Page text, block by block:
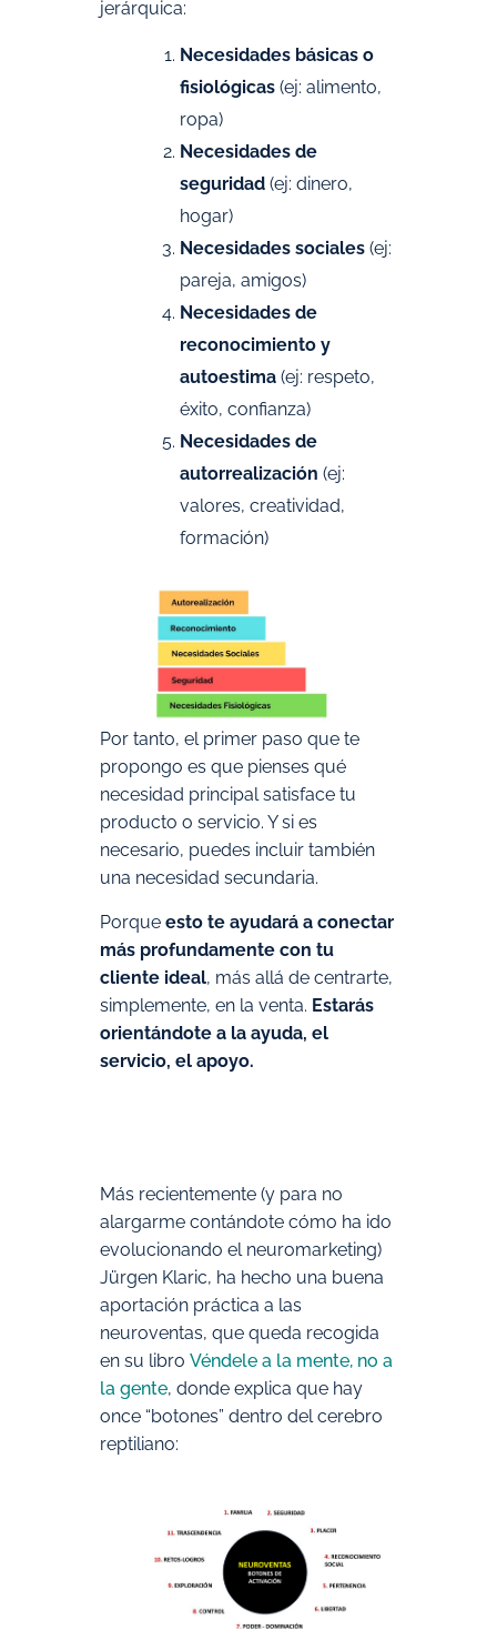
jerárquica:
Necesidades básicas o
fisiológicas (ej: alimento,
ropa)
Necesidades de
seguridad (ej: dinero,
hogar)
Necesidades sociales (ej:
pareja, amigos)
Necesidades de
reconocimiento y
autoestima (ej: respeto,
éxito, confianza)
Necesidades de
autorrealización (ej:
valores, creatividad,
formación)
Por tanto, el primer paso que te
propongo es que pienses qué
necesidad principal satisface tu
producto o servicio. Y si es
necesario, puedes incluir también
una necesidad secundaria.
Porque esto te ayudará a conectar
más profundamente con tu
cliente ideal, más allá de centrarte,
simplemente, en la venta. Estarás
orientándote a la ayuda, el
servicio, el apoyo.
Más recientemente (y para no
alargarme contándote cómo ha ido
evolucionando el neuromarketing)
Jürgen Klaric, ha hecho una buena
aportación práctica a las
neuroventas, que queda recogida
en su libro Véndele a la mente, no a
la gente, donde explica que hay
once “botones” dentro del cerebro
reptiliano: